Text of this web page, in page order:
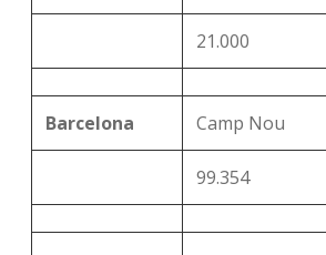
21.000
Barcelona Camp Nou
99.354